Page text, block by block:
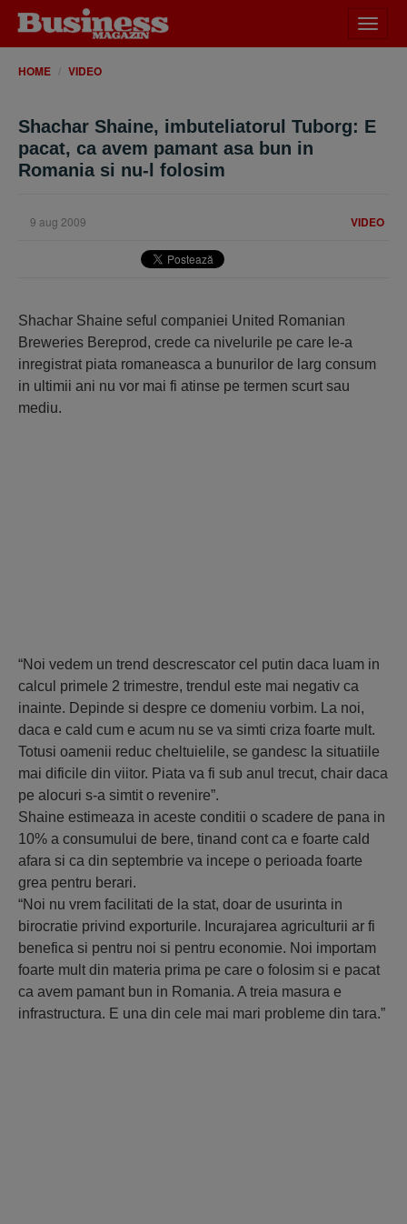
meniu
HOME VIDEO
Shachar Shaine, imbuteliatorul Tuborg: E
pacat, ca avem pamant asa bun in
Romania si nu-l folosim
VIDEO
9 aug 2009
Shachar Shaine seful companiei United Romanian
Breweries Bereprod, crede ca nivelurile pe care le-a
inregistrat piata romaneasca a bunurilor de larg consum
in ultimii ani nu vor mai fi atinse pe termen scurt sau
mediu.
“Noi vedem un trend descrescator cel putin daca luam in
calcul primele 2 trimestre, trendul este mai negativ ca
inainte. Depinde si despre ce domeniu vorbim. La noi,
daca e cald cum e acum nu se va simti criza foarte mult.
Totusi oamenii reduc cheltuielile, se gandesc la situatiile
mai dificile din viitor. Piata va fi sub anul trecut, chair daca
pe alocuri s-a simtit o revenire”.
Shaine estimeaza in aceste conditii o scadere de pana in
10% a consumului de bere, tinand cont ca e foarte cald
afara si ca din septembrie va incepe o perioada foarte
grea pentru berari.
“Noi nu vrem facilitati de la stat, doar de usurinta in
birocratie privind exporturile. Incurajarea agriculturii ar fi
benefica si pentru noi si pentru economie. Noi importam
foarte mult din materia prima pe care o folosim si e pacat
ca avem pamant bun in Romania. A treia masura e
infrastructura. E una din cele mai mari probleme din tara.”